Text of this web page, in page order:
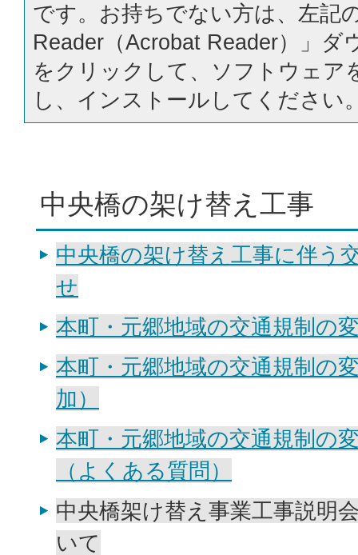
です。お持ちでない方は、左記
Reader（Acrobat Reader）」ダ
をクリックして、ソフトウェア
し、インストールしてください
中央橋の架け替え工事
中央橋の架け替え工事に伴う
せ
本町・元郷地域の交通規制の
本町・元郷地域の交通規制の
加）
本町・元郷地域の交通規制の
（よくある質問）
中央橋架け替え事業工事説明
いて